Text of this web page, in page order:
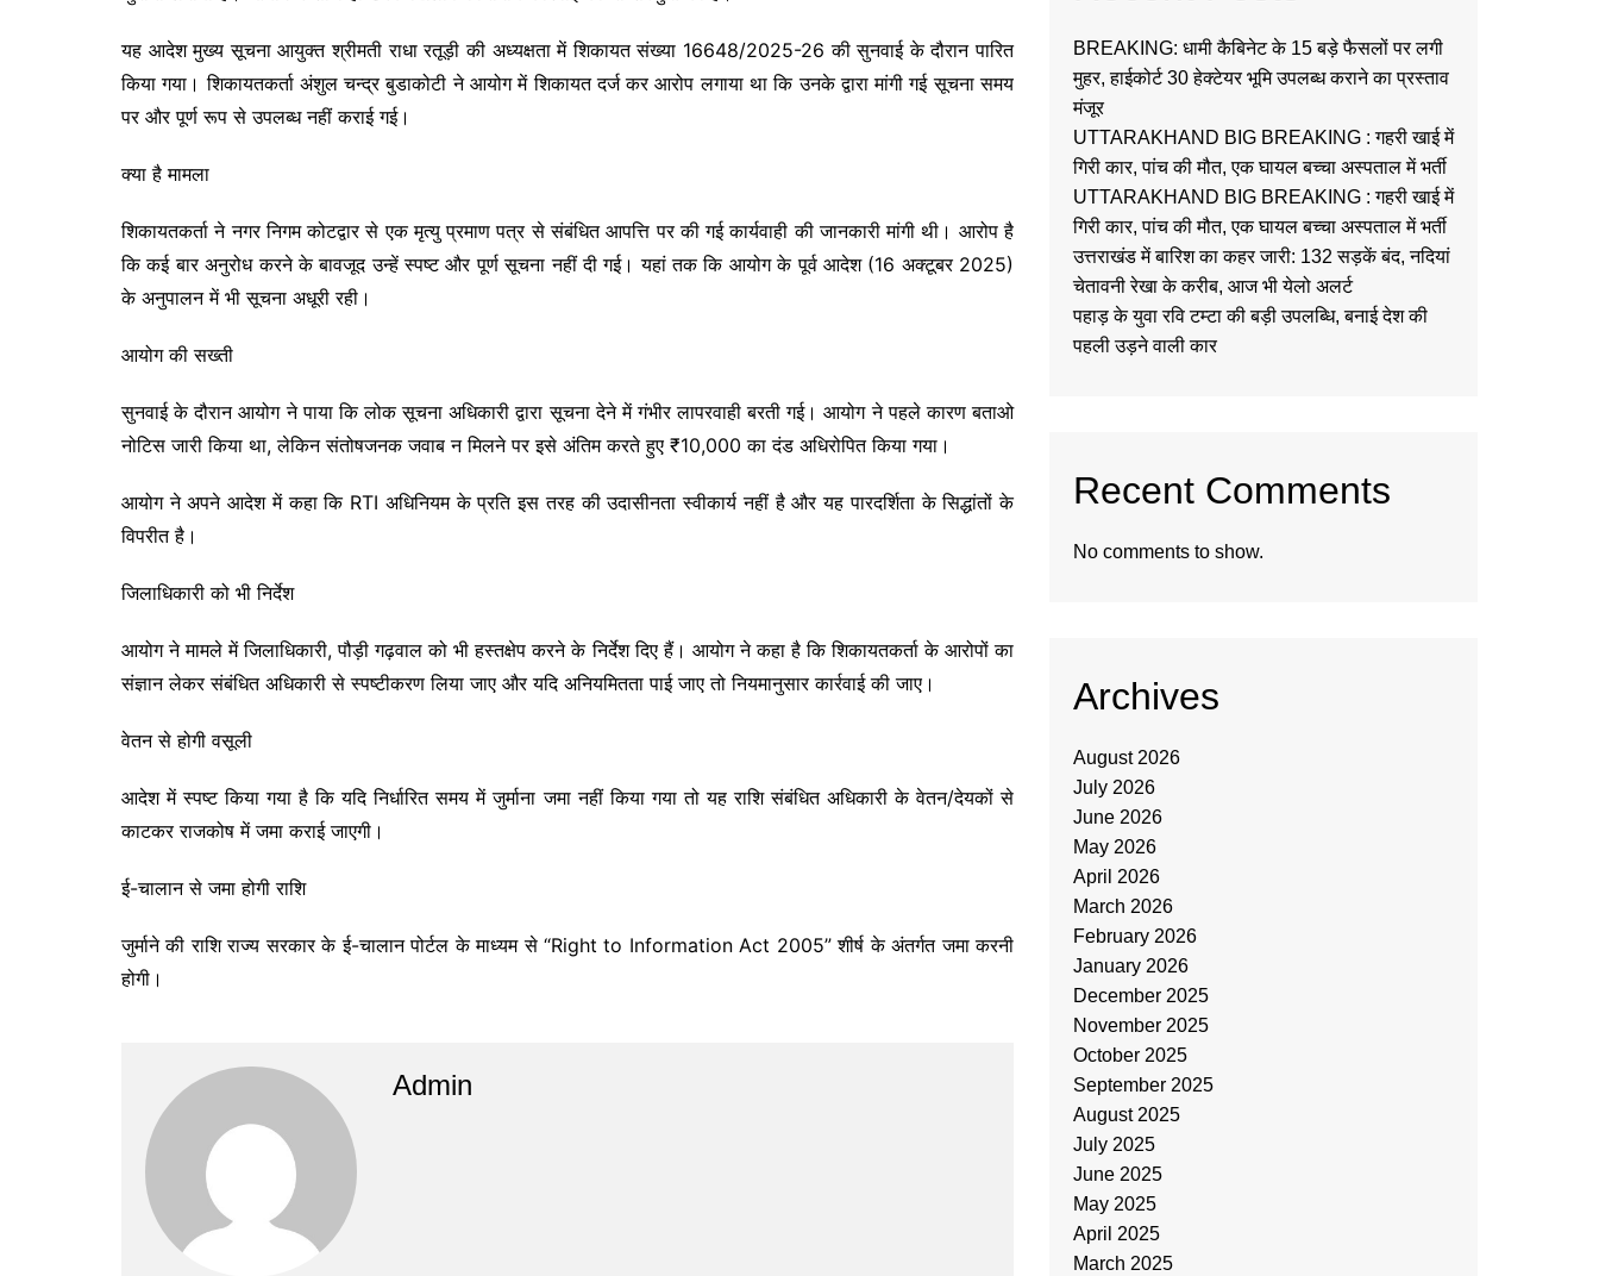
यह आदेश मुख्य सूचना आयुक्त श्रीमती राधा रतूड़ी की अध्यक्षता में शिकायत संख्या 16648/2025-26 की सुनवाई के दौरान पारित
किया गया। शिकायतकर्ता अंशुल चन्द्र बुडाकोटी ने आयोग में शिकायत दर्ज कर आरोप लगाया था कि उनके द्वारा मांगी गई सूचना समय
पर और पूर्ण रूप से उपलब्ध नहीं कराई गई।
क्या है मामला
शिकायतकर्ता ने नगर निगम कोटद्वार से एक मृत्यु प्रमाण पत्र से संबंधित आपत्ति पर की गई कार्यवाही की जानकारी मांगी थी। आरोप है
कि कई बार अनुरोध करने के बावजूद उन्हें स्पष्ट और पूर्ण सूचना नहीं दी गई। यहां तक कि आयोग के पूर्व आदेश (16 अक्टूबर 2025)
के अनुपालन में भी सूचना अधूरी रही।
आयोग की सख्ती
सुनवाई के दौरान आयोग ने पाया कि लोक सूचना अधिकारी द्वारा सूचना देने में गंभीर लापरवाही बरती गई। आयोग ने पहले कारण बताओ
नोटिस जारी किया था, लेकिन संतोषजनक जवाब न मिलने पर इसे अंतिम करते हुए ₹10,000 का दंड अधिरोपित किया गया।
आयोग ने अपने आदेश में कहा कि RTI अधिनियम के प्रति इस तरह की उदासीनता स्वीकार्य नहीं है और यह पारदर्शिता के सिद्धांतों के
विपरीत है।
जिलाधिकारी को भी निर्देश
आयोग ने मामले में जिलाधिकारी, पौड़ी गढ़वाल को भी हस्तक्षेप करने के निर्देश दिए हैं। आयोग ने कहा है कि शिकायतकर्ता के आरोपों का
संज्ञान लेकर संबंधित अधिकारी से स्पष्टीकरण लिया जाए और यदि अनियमितता पाई जाए तो नियमानुसार कार्रवाई की जाए।
वेतन से होगी वसूली
आदेश में स्पष्ट किया गया है कि यदि निर्धारित समय में जुर्माना जमा नहीं किया गया तो यह राशि संबंधित अधिकारी के वेतन/देयकों से
काटकर राजकोष में जमा कराई जाएगी।
ई-चालान से जमा होगी राशि
जुर्माने की राशि राज्य सरकार के ई-चालान पोर्टल के माध्यम से “Right to Information Act 2005” शीर्ष के अंतर्गत जमा करनी
होगी।
Admin
BREAKING: धामी कैबिनेट के 15 बड़े फैसलों पर लगी
मुहर, हाईकोर्ट 30 हेक्टेयर भूमि उपलब्ध कराने का प्रस्ताव
मंजूर
UTTARAKHAND BIG BREAKING : गहरी खाई में
गिरी कार, पांच की मौत, एक घायल बच्चा अस्पताल में भर्ती
UTTARAKHAND BIG BREAKING : गहरी खाई में
गिरी कार, पांच की मौत, एक घायल बच्चा अस्पताल में भर्ती
उत्तराखंड में बारिश का कहर जारी: 132 सड़कें बंद, नदियां
चेतावनी रेखा के करीब, आज भी येलो अलर्ट
पहाड़ के युवा रवि टम्टा की बड़ी उपलब्धि, बनाई देश की
पहली उड़ने वाली कार
Recent Comments
No comments to show.
Archives
August 2026
July 2026
June 2026
May 2026
April 2026
March 2026
February 2026
January 2026
December 2025
November 2025
October 2025
September 2025
August 2025
July 2025
June 2025
May 2025
April 2025
March 2025